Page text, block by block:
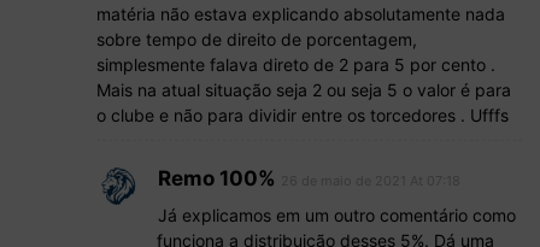
matéria não estava explicando absolutamente nada
sobre tempo de direito de porcentagem,
simplesmente falava direto de 2 para 5 por cento .
Mais na atual situação seja 2 ou seja 5 o valor é para
o clube e não para dividir entre os torcedores . Ufffs
Remo 100%
Já explicamos em um outro comentário como
funciona a distribuição desses 5%. Dá uma